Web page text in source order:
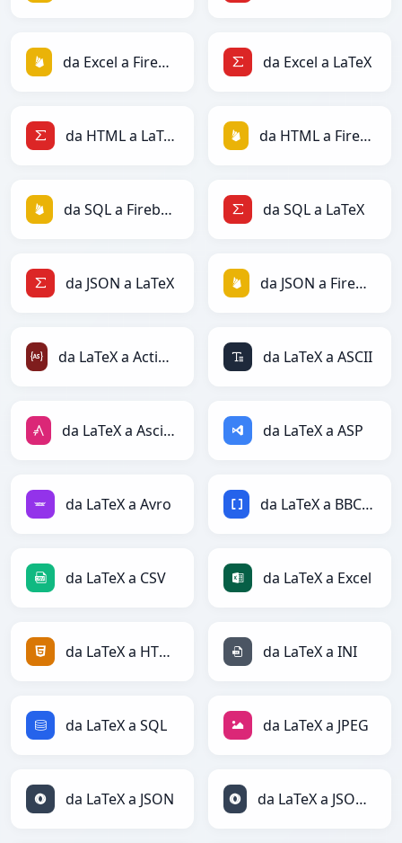
da Excel a Firebase da Excel a LaTeX
da HTML a LaTeX da HTML a Firebase
da SQL a Firebase da SQL a LaTeX
da JSON a LaTeX da JSON a Firebase
da LaTeX a ActionScript da LaTeX a ASCII
da LaTeX a AsciiDoc da LaTeX a ASP
da LaTeX a Avro da LaTeX a BBCode
da LaTeX a CSV da LaTeX a Excel
da LaTeX a HTML da LaTeX a INI
da LaTeX a SQL da LaTeX a JPEG
da LaTeX a JSON da LaTeX a JSONLines